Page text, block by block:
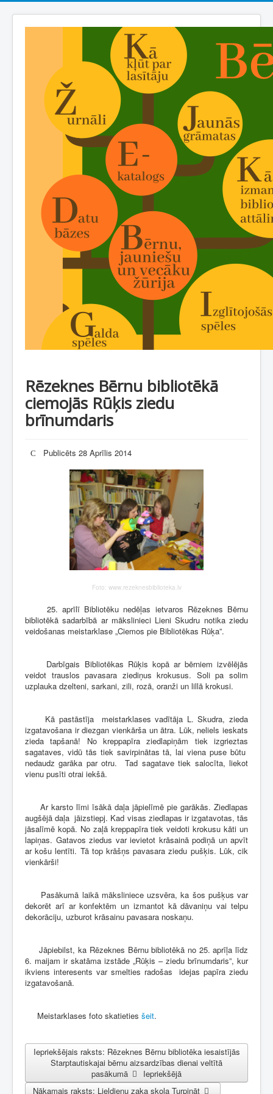
Rēzeknes Bērnu bibliotēkā
ciemojās Rūķis ziedu
brīnumdaris
Publicēts 28 Aprīlis 2014
Foto: www.rezeknesbiblioteka.lv
25. aprīlī Bibliotēku nedēļas ietvaros Rēzeknes Bērnu
bibliotēkā sadarbībā ar mākslinieci Lieni Skudru notika ziedu
veidošanas meistarklase „Ciemos pie Bibliotēkas Rūķa”.
Darbīgais Bibliotēkas Rūķis kopā ar bērniem izvēlējās
veidot trauslos pavasara ziediņus krokusus. Soli pa solim
uzplauka dzelteni, sarkani, zili, rozā, oranži un lillā krokusi.
Kā pastāstīja meistarklases vadītāja L. Skudra, zieda
izgatavošana ir diezgan vienkārša un ātra. Lūk, neliels ieskats
zieda tapšanā! No kreppapīra ziedlapiņām tiek izgrieztas
sagataves, vidū tās tiek savirpinātas tā, lai viena puse būtu
nedaudz garāka par otru. Tad sagatave tiek salocīta, liekot
vienu pusīti otrai iekšā.
Ar karsto līmi īsākā daļa jāpielīmē pie garākās. Ziedlapas
augšējā daļa jāizstiepj. Kad visas ziedlapas ir izgatavotas, tās
jāsalīmē kopā. No zaļā kreppapīra tiek veidoti krokusu kāti un
lapiņas. Gatavos ziedus var ievietot krāsainā podiņā un apvīt
ar košu lentīti. Tā top krāšņs pavasara ziedu pušķis. Lūk, cik
vienkārši!
Pasākumā laikā māksliniece uzsvēra, ka šos pušķus var
dekorēt arī ar konfektēm un izmantot kā dāvaniņu vai telpu
dekorāciju, uzburot krāsainu pavasara noskaņu.
Jāpiebilst, ka Rēzeknes Bērnu bibliotēkā no 25. aprīļa līdz
6. maijam ir skatāma izstāde „Rūķis – ziedu brīnumdaris”, kur
ikviens interesents var smelties radošas idejas papīra ziedu
izgatavošanā.
Meistarklases foto skatieties šeit.
Iepriekšējais raksts: Rēzeknes Bērnu bibliotēka iesaistījās
Starptautiskajai bērnu aizsardzības dienai veltītā
pasākumā
Iepriekšējā
Nākamais raksts: Lieldienu zaķa skola Turpināt